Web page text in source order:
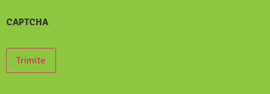
CAPTCHA
Trimite